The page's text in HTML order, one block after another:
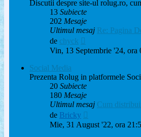
Discutii despre site-ul rolug.ro,
13 Subiecte
202 Mesaje
Ultimul mesaj Re: Pagina
de chyck
ultimul
mesaj
Vin, 13 Septembrie '24, ora
Social Media
Prezenta Rolug in platformele
20 Subiecte
180 Mesaje
Ultimul mesaj Cum
de Bricky
ultimul
mesaj
Mie, 31 August '22, ora